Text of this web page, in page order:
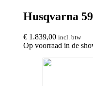
Husqvarna
€ 1.839,00 incl. btw
Op voorraad in de